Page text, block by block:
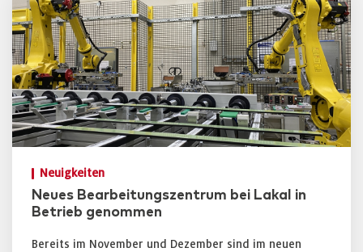
Neuigkeiten
Neues Bearbeitungszentrum bei Lakal in
Betrieb genommen
Bereits im November und Dezember sind im neuen